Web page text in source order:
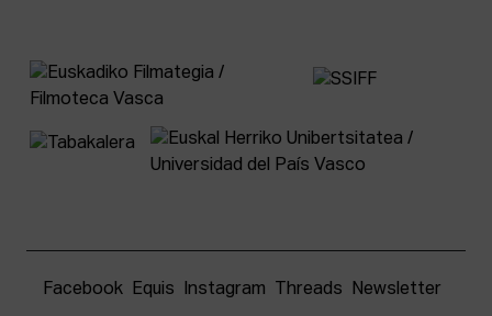
Facebook Equis Instagram Threads Newsletter